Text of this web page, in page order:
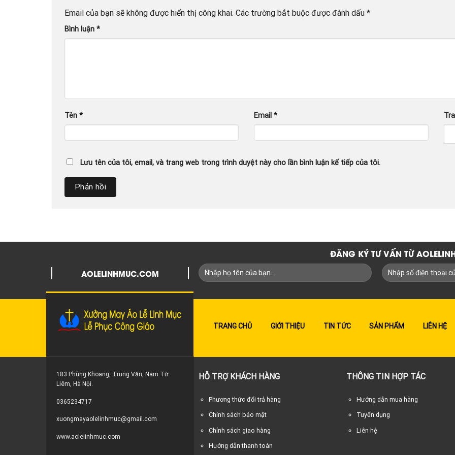
Email của bạn sẽ không được hiển thị công khai. Các trường bắt buộc được đánh dấu *
Bình luận *
Tên * Email*
Lưu tên của tôi, email, và trang web trong trình duyệt này cho lần bình luận kế tiếp của tôi.
AOLELINHMUC.COM
ĐĂNG KÝ TƯ VẤN TỪ
TRANG CHỦ GIỚI THIỆU TIN TỨC SẢN PHẨM LIÊN HỆ
183 Phùng Khoang, Trung Văn, Nam Từ
Liêm, Hà Nội.
0365234717
xuongmayaolelinhmuc@gmail.com
www.aolelinhmuc.com
HỖ TRỢ KHÁCH HÀNG
Phương thức đổi trả hàng
Chính sách bảo mật
Chính sách giao hàng
Hướng dẫn thanh toán
THÔNG TIN HỢP TÁC
Hướng dẫn mua hàng
Tuyển dụng
Liên hệ